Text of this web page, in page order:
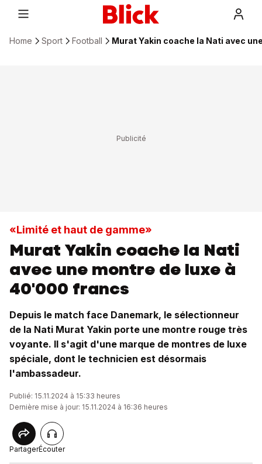
Home Sport Football Murat Yakin coache la Nati avec
«Limité et haut de gamme»
Murat Yakin coache la Nati
avec une montre de luxe à
40'000 francs
Depuis le match face Danemark, le sélectionneur
de la Nati Murat Yakin porte une montre rouge très
voyante. Il s'agit d'une marque de montres de luxe
spéciale, dont le technicien est désormais
l'ambassadeur.
Publié: 15.11.2024 à 15:33 heures
Dernière mise à jour: 15.11.2024 à 16:36 heures
PartagerÉcouter